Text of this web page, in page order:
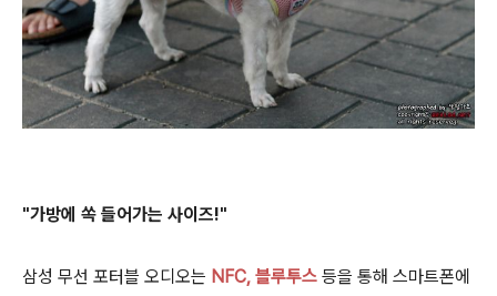
"가방에 쏙 들어가는 사이즈!"
삼성 무선 포터블 오디오는 NFC, 블루투스 등을 통해 스마트폰에